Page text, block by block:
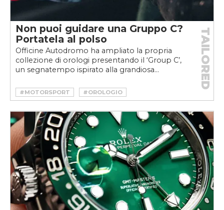
Non puoi guidare una Gruppo C?
Portatela al polso
Officine Autodromo ha ampliato la propria
collezione di orologi presentando il ‘Group C’,
un segnatempo ispirato alla grandiosa...
TAILORED
#MOTORSPORT
#OROLOGIO
#VELOCEOROLOGI